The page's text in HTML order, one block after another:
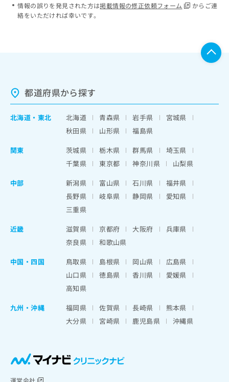
情報の誤りを発見された方は掲載情報の修正依頼フォーム
からご連
絡をいただければ幸いです。
都道府県から探す
北海道 ・ 東北 北海道 青森県 岩手県
宮城県
秋田県
山形県
福島県
関東
茨城県 栃木県 群馬県
埼玉県
千葉県
東京都 神奈川県
山梨県
中部
新潟県 富山県 石川県
福井県
長野県
岐阜県 静岡県
愛知県
三重県
近畿
滋賀県 京都府 大阪府
兵庫県
奈良県
和歌山県
中国・四国
鳥取県 島根県 岡山県
広島県
山口県
徳島県 香川県
愛媛県
高知県
九州・沖縄
福岡県 佐賀県 長崎県
熊本県
大分県
宮崎県 鹿児島県 沖縄県
運営会社